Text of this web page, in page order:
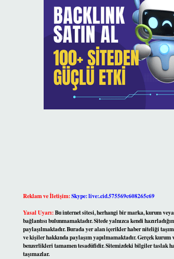
Reklam ve İletişim:Skype: live:.cid.575569c608265c69
Yasal Uyarı:Bu internet sitesi, herhangi bir marka, kurum
bağlantısı bulunmamaktadır. Sitede yalnızca kendi
paylaşılmaktadır. Burada yer alan içerikler haber niteliği
ve kişiler hakkında paylaşım yapılmamaktadır. Gerçek
benzerlikleri tamamen tesadüfidir. Sitemizdeki bilgiler taslak
taşımazlar.